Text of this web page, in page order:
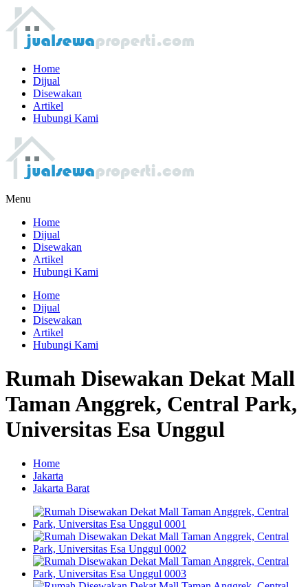
Home
Dijual
Disewakan
Artikel
Hubungi Kami
Menu
Home
Dijual
Disewakan
Artikel
Hubungi Kami
Home
Dijual
Disewakan
Artikel
Hubungi Kami
Rumah Disewakan Dekat Mall
Taman Anggrek, Central Park,
Universitas Esa Unggul
Home
Jakarta
Jakarta Barat